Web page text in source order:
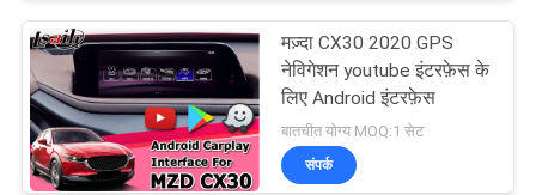
मज़्दा CX30 2020 GPS
नेविगेशन youtube इंटरफ़ेस के
लिए Android इंटरफ़ेस
बातचीत योग्य MOQ:1 सेट
संपर्क